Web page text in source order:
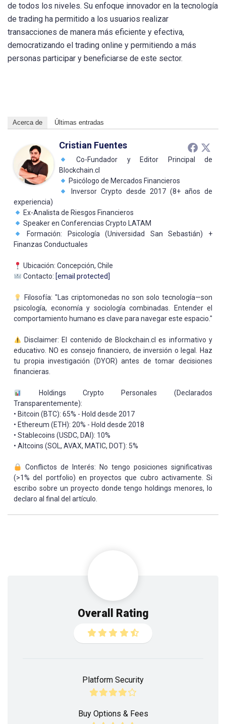
de todos los niveles. Su enfoque innovador en la tecnología
de trading ha permitido a los usuarios realizar
transacciones de manera más eficiente y efectiva,
democratizando el trading online y permitiendo a más
personas participar y beneficiarse de este sector.
Acerca de Últimas entradas
Cristian Fuentes
Co-Fundador y Editor Principal de
Blockchain.cl
Psicólogo de Mercados Financieros
Inversor Crypto desde 2017 (8+ años de
experiencia)
Ex-Analista de Riesgos Financieros
Speaker en Conferencias Crypto LATAM
Formación: Psicología (Universidad San Sebastián) +
Finanzas Conductuales
Ubicación: Concepción, Chile
Contacto: [email protected]
Filosofía: "Las criptomonedas no son solo tecnología—son
psicología, economía y sociología combinadas. Entender el
comportamiento humano es clave para navegar este espacio."
Disclaimer: El contenido de Blockchain.cl es informativo y
educativo. NO es consejo financiero, de inversión o legal. Haz
tu propia investigación (DYOR) antes de tomar decisiones
financieras.
Holdings Crypto Personales (Declarados
Transparentemente):
• Bitcoin (BTC): 65% - Hold desde 2017
• Ethereum (ETH): 20% - Hold desde 2018
• Stablecoins (USDC, DAI): 10%
• Altcoins (SOL, AVAX, MATIC, DOT): 5%
Conflictos de Interés: No tengo posiciones significativas
(>1% del portfolio) en proyectos que cubro activamente. Si
escribo sobre un proyecto donde tengo holdings menores, lo
declaro al final del artículo.
Overall Rating
Platform Security
Buy Options & Fees